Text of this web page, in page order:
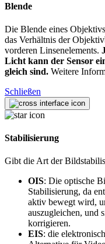
Blende
Die Blende eines
das Verhältnis der
vorderen Linsenelements.
Licht kann der Sensor
gleich sind. Weitere
Schließen
Stabilisierung
Gibt die Art der
OIS: Die optische
Stabilisierung, da
aktiv bewegt wird,
auszugleichen, und
korrigieren.
EIS: die